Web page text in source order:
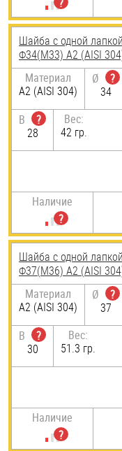
Шайба с одной
Ф34(М33) А2 (AISI
Материал
А2 (AISI 304)
Ø
?
34
B
?
28
Вес:
42 гр.
Наличие
Шайба с одной
Ф37(М36) А2 (AISI
Материал
А2 (AISI 304)
Ø
?
37
B
?
30
Вес:
51.3 гр.
Наличие